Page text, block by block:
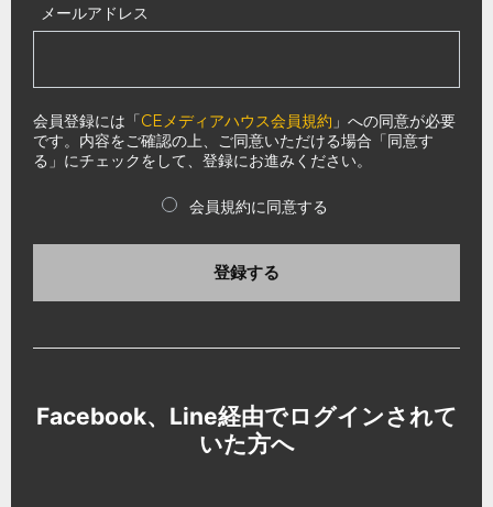
メールアドレス
会員登録には「CEメディアハウス会員規約 」への同意が必要
です。内容をご確認の上、ご同意いただける場合「同意す
る」にチェックをして、登録にお進みください。
会員規約に同意する
登録する
Facebook、Line経由でログインされて
いた方へ